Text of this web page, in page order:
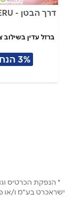
דרך הבטן - MYCOFERU
ברזל עדין
3% הנחה
* הנפקת הכרטיס
ישראכרט בע"מ ו/או